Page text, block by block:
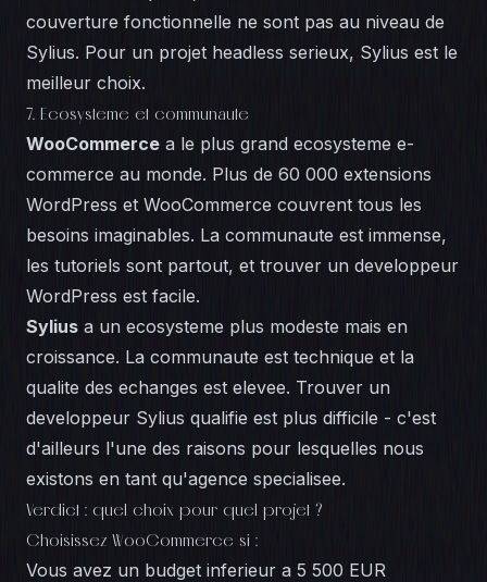
couverture fonctionnelle ne sont pas au niveau de
Sylius. Pour un projet headless serieux, Sylius est le
meilleur choix.
7. Ecosysteme et communaute
WooCommerce a le plus grand ecosysteme e-
commerce au monde. Plus de 60 000 extensions
WordPress et WooCommerce couvrent tous les
besoins imaginables. La communaute est immense,
les tutoriels sont partout, et trouver un developpeur
WordPress est facile.
Sylius a un ecosysteme plus modeste mais en
croissance. La communaute est technique et la
qualite des echanges est elevee. Trouver un
developpeur Sylius qualifie est plus difficile - c'est
d'ailleurs l'une des raisons pour lesquelles nous
existons en tant qu'agence specialisee.
Verdict : quel choix pour quel projet ?
Choisissez WooCommerce si :
Vous avez un budget inferieur a 5 500 EUR